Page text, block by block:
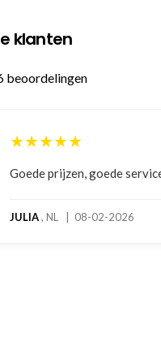
klanten
beoordelingen
★★★★★
Zeer betrouwbaar en
hoog servicelevel. Bestelde